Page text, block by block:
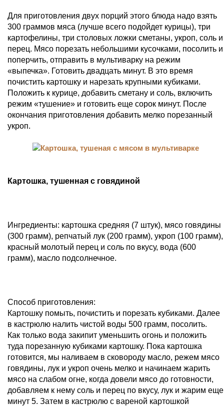
Для приготовления двух порций этого блюда надо взять
300 граммов мяса (лучше всего подойдет курицы), три
картофелины, три столовых ложки сметаны, укроп, соль и
перец. Мясо порезать небольшими кусочками, посолить и
поперчить, отправить в мультиварку на режим
«выпечка». Готовить двадцать минут. В это время
почистить картошку и нарезать крупными кубиками.
Положить к курице, добавить сметану и соль, включить
режим «тушение» и готовить еще сорок минут. После
окончания приготовления добавить мелко порезанный
укроп.
Картошка, тушенная с говядиной
Ингредиенты: картошка средняя (7 штук), мясо говядины
(300 грамм), репчатый лук (200 грамм), укроп (100 грамм),
красный молотый перец и соль по вкусу, вода (600
грамм), масло подсолнечное.
Способ приготовления:
Картошку помыть, почистить и порезать кубиками. Далее
в кастрюлю налить чистой воды 500 грамм, посолить.
Как только вода закипит уменьшить огонь и положить
туда порезанную кубиками картошку. Пока картошка
готовится, мы наливаем в сковороду масло, режем мясо
говядины, лук и укроп очень мелко и начинаем жарить
мясо на слабом огне, когда довели мясо до готовности,
добавляем к нему соль и перец по вкусу, лук и жарим еще
минут 5. Затем в кастрюлю с вареной картошкой